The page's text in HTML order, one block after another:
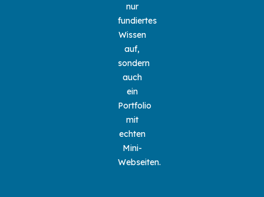
nur
fundiertes
Wissen
auf,
sondern
auch
ein
Portfolio
mit
echten
Mini-
Webseiten.